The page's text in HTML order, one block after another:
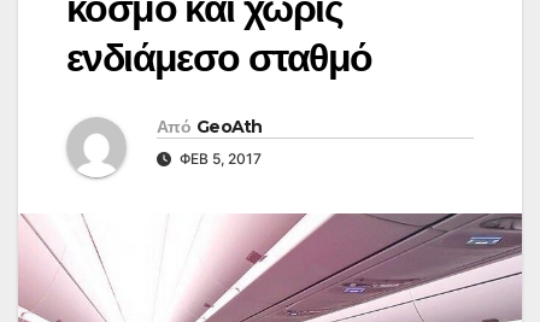
ενδιάμεσο σταθμό
Από GeoAth
ΦΕΒ 5, 2017